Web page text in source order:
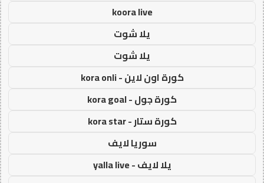
koora live
يلا شوت
يلا شوت
كورة اون لاين - kora onli
كورة جول - kora goal
كورة ستار - kora star
سوريا لايف
يلا لايف - yalla live